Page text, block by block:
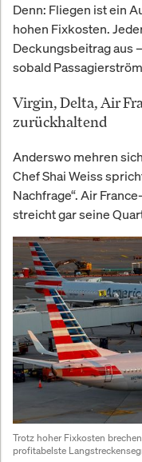
Denn: Fliegen ist ein
hohen Fixkosten.
Deckungsbeitrag aus
sobald
Virgin, Delta, Air
zurückhaltend
Anderswo mehren
Chef Shai Weiss
Nachfrage“. Air
streicht gar seine
Trotz hoher Fixkosten
profitabelste